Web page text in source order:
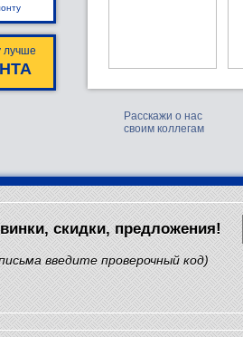
лучше
Расскажи о нас
своим коллегам
скидки, предложения!
введите проверочный код)